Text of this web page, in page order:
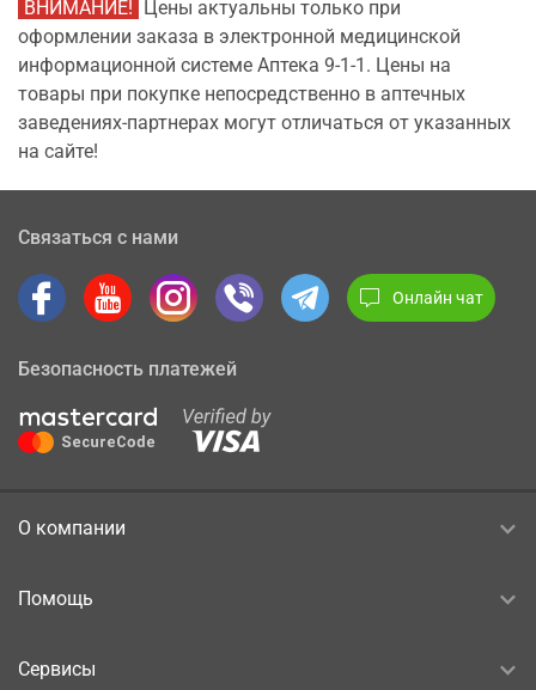
ВНИМАНИЕ! Цены актуальны только при
оформлении заказа в электронной медицинской
информационной системе Аптека 9-1-1. Цены на
товары при покупке непосредственно в аптечных
заведениях-партнерах могут отличаться от указанных
на сайте!
Связаться с нами
Онлайн чат
Безопасность платежей
О компании
Помощь
Сервисы